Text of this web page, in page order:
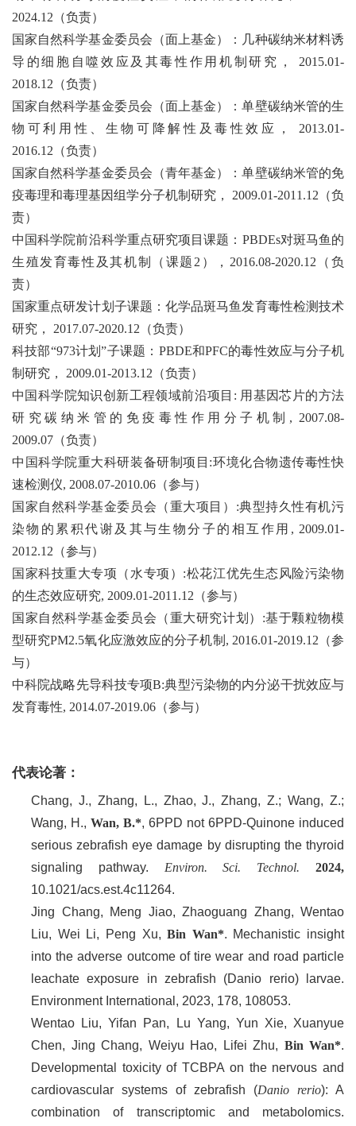
2024.12 （负责）
国家自然科学基金委员会（面上基金）：几种碳纳米材料诱
导的细胞自噬效应及其毒性作用机制研究，
2015.01-
2018.12 （负责）
国家自然科学基金委员会（面上基金）：单壁碳纳米管的生
物可利用性、生物可降解性及毒性效应，
2013.01-
2016.12 （负责）
国家自然科学基金委员会（青年基金）：单壁碳纳米管的免
疫毒理和毒理基因组学分子机制研究，
2009.01-2011.12 （负
责）
中国科学院前沿科学重点研究项目课题： PBDEs对斑马鱼的
生殖发育毒性及其机制（课题 2 ）， 2016.08-2020.12 （负
责）
国家重点研发计划子课题：化学品斑马鱼发育毒性检测技术
研究，
2017.07-2020.12 （负责）
科技部“973计划”子课题： PBDE和PFC的毒性效应与分子机
制研究，
2009.01-2013.12 （负责）
中国科学院知识创新工程领域前沿项目 : 用基因芯片的方法
研究碳纳米管的免疫毒性作用分子机制 , 2007.08-
2009.07 （负责）
中国科学院重大科研装备研制项目 :环境化合物遗传毒性快
速检测仪, 2008.07-2010.06 （参与）
国家自然科学基金委员会（重大项目） :典型持久性有机污
染物的累积代谢及其与生物分子的相互作用 , 2009.01-
2012.12 （参与）
国家科技重大专项（水专项） :松花江优先生态风险污染物
的生态效应研究, 2009.01-2011.12 （参与）
国家自然科学基金委员会（重大研究计划） :基于颗粒物模
型研究PM2.5氧化应激效应的分子机制 , 2016.01-2019.12 （参
与）
中科院战略先导科技专项B:典型污染物的内分泌干扰效应与
发育毒性, 2014.07-2019.06 （参与）
代表论著：
Chang, J., Zhang, L., Zhao, J., Zhang, Z.; Wang, Z.;
Wang, H., Wan, B.*, 6PPD not 6PPD-Quinone induced
serious zebrafish eye damage by disrupting the thyroid
signaling pathway. Environ. Sci. Technol.2024,
10.1021/acs.est.4c11264.
Jing Chang, Meng Jiao, Zhaoguang Zhang, Wentao
Liu, Wei Li, Peng Xu,Bin Wan*. Mechanistic insight
into the adverse outcome of tire wear and road particle
leachate exposure in zebrafish (Danio rerio) larvae.
Environment International, 2023, 178, 108053.
Wentao Liu, Yifan Pan, Lu Yang, Yun Xie, Xuanyue
Chen, Jing Chang, Weiyu Hao, Lifei Zhu, Bin Wan*.
Developmental toxicity of TCBPA on the nervous and
cardiovascular systems of zebrafish (Danio rerio): A
combination of transcriptomic and metabolomics.